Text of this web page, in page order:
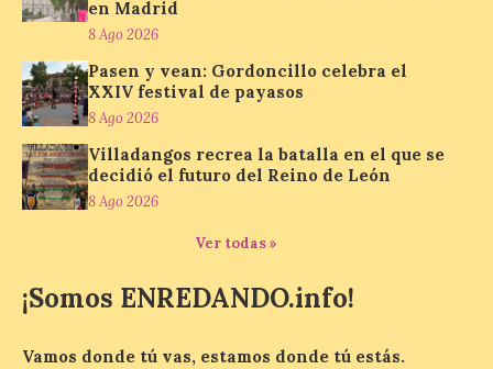
Los minerales y sus usos
más comunes centran la
nueva exposición del
Museo de la Siderurgia y
la Minería de Sabero
8 Ago 2026
inaugurará el sábado día 8
de agosto a las doce y
minerales, rocas y fósiles de Castilla y
en Madrid
8 Ago 2026
Pasen y vean: Gordoncillo celebra el
XXIV festival de payasos
8 Ago 2026
Villadangos recrea la batalla en el que se
decidió el futuro del Reino de León
8 Ago 2026
Ver todas »
¡Somos ENREDANDO.info!
Vamos donde tú vas, estamos donde tú estás.